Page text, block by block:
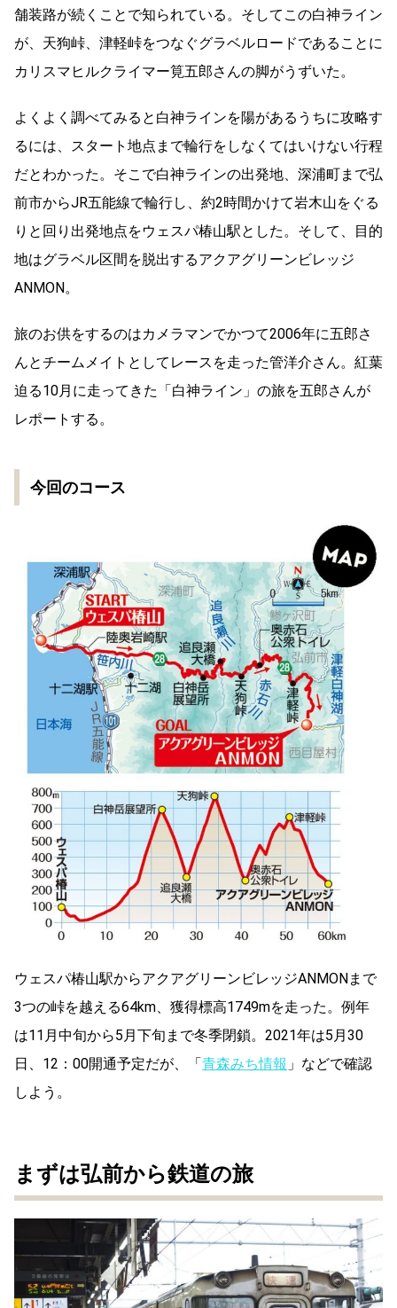
舗装路が続くことで知られている。そしてこの白神ライン
が、天狗峠、津軽峠をつなぐグラベルロードであることに
カリスマヒルクライマー筧五郎さんの脚がうずいた。
よくよく調べてみると白神ラインを陽があるうちに攻略す
るには、スタート地点まで輪行をしなくてはいけない行程
だとわかった。そこで白神ラインの出発地、深浦町まで弘
前市からJR五能線で輪行し、約2時間かけて岩木山をぐる
りと回り出発地点をウェスパ椿山駅とした。そして、目的
地はグラベル区間を脱出するアクアグリーンビレッジ
ANMON。
旅のお供をするのはカメラマンでかつて2006年に五郎さ
んとチームメイトとしてレースを走った管洋介さん。紅葉
迫る10月に走ってきた「白神ライン」の旅を五郎さんが
レポートする。
今回のコース
ウェスパ椿山駅からアクアグリーンビレッジANMONまで
3つの峠を越える64km、獲得標高1749mを走った。例年
は11月中旬から5月下旬まで冬季閉鎖。2021年は5月30
日、12：00開通予定だが、「青森みち情報 」などで確認
しよう。
まずは弘前から鉄道の旅